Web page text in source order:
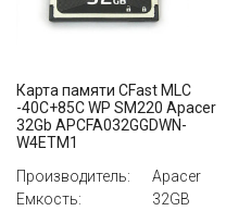
Карта памяти CFast MLC
-40С+85С WP SM220 Apacer
32Gb APCFA032GGDWN-
W4ETM1
Производитель:
Apacer
Емкость:
32GB